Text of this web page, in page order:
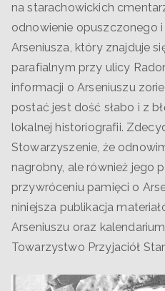
na starachowickich
odnowienie opuszczonego
Arseniusza, który znajduje
parafialnym przy ulicy
informacji o Arseniuszu
postać jest dość słabo i z
lokalnej historiografii.
Stowarzyszenie, że
nagrobny, ale również jego
przywróceniu pamięci o
niniejsza publikacja
Arseniuszu oraz
Towarzystwo Przyjaciół